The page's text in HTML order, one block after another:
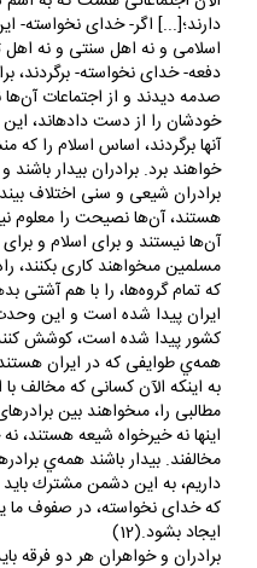
دارند؛[...] اگر- خداى نخواسته-
اسلامى و نه اهل سنتى و نه اهل
دفعه- خداى نخواسته- برگردند،
صدمه ديدند و از اجتماعات
خودشان را از دست داده‏اند،
آنها برگردند، اساس اسلام را كه
خواهند برد. برادران بيدار
برادران شيعى و سنى اختلاف
هستند، آن‌ها نصيحت را معلوم
آن‌ها نيستند و براى اسلام و
مسلمين مى‏خواهند كارى بكنند،
كه تمام گروه‌ها، را با هم آشتى
ايران پيدا شده است و اين
كشور پيدا شده است، كوشش كنند
همه‌ي طوايفى كه در ايران
به اينكه الآن كسانى كه مخالف
مطالبى را، مى‏خواهند بين
اينها نه خيرخواه شيعه هستند،
مخالفند. بيدار باشند همه‌ي
داريم، به اين دشمن مشترك بايد
كه خداى نخواسته، در صفوف ما
ايجاد بشود.(12)
برادران و خواهران هر دو فرقه